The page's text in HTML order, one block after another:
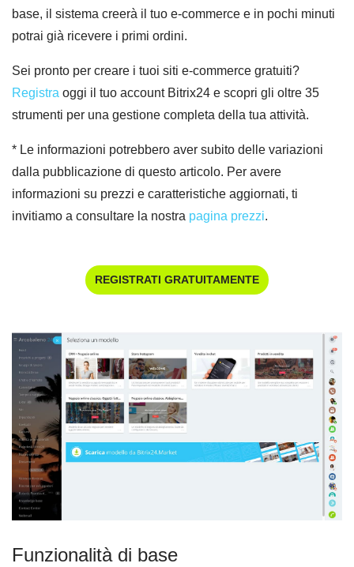
base, il sistema creerà il tuo e-commerce e in pochi minuti
potrai già ricevere i primi ordini.
Sei pronto per creare i tuoi siti e-commerce gratuiti?
Registra oggi il tuo account Bitrix24 e scopri gli oltre 35
strumenti per una gestione completa della tua attività.
* Le informazioni potrebbero aver subito delle variazioni
dalla pubblicazione di questo articolo. Per avere
informazioni su prezzi e caratteristiche aggiornati, ti
invitiamo a consultare la nostra pagina prezzi.
REGISTRATI GRATUITAMENTE
Funzionalità di base